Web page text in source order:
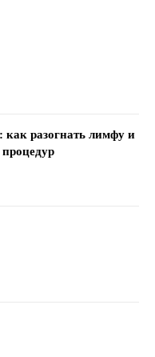
разогнать лимфу и
процедур